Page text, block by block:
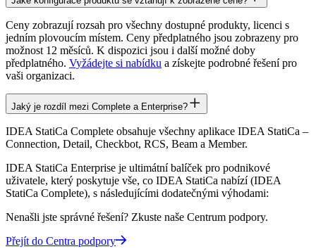
Ceny zobrazují rozsah pro všechny dostupné produkty, licenci s
jedním plovoucím místem. Ceny předplatného jsou zobrazeny pro
možnost 12 měsíců. K dispozici jsou i další možné doby
předplatného. Vyžádejte si nabídku a získejte podrobné řešení pro
vaši organizaci.
Jaký je rozdíl mezi Complete a Enterprise?
IDEA StatiCa Complete obsahuje všechny aplikace IDEA StatiCa –
Connection, Detail, Checkbot, RCS, Beam a Member.
IDEA StatiCa Enterprise je ultimátní balíček pro podnikové
uživatele, který poskytuje vše, co IDEA StatiCa nabízí (IDEA
StatiCa Complete), s následujícími dodatečnými výhodami:
Nenašli jste správné řešení? Zkuste naše Centrum podpory.
Přejít do Centra podpory